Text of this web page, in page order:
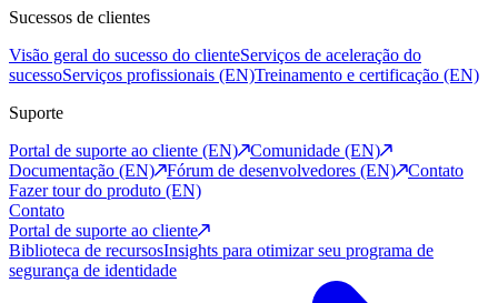
Sucessos de clientes
Visão geral do sucesso do clienteServiços de aceleração do
sucessoServiços profissionais (EN)Treinamento e certificação (EN)
Suporte
Portal de suporte ao cliente (EN)
Comunidade (EN)
Documentação (EN)
Fórum de desenvolvedores (EN)
Contato
Fazer tour do produto (EN)
Contato
Portal de suporte ao cliente
Biblioteca de recursosInsights para otimizar seu programa de
segurança de identidade